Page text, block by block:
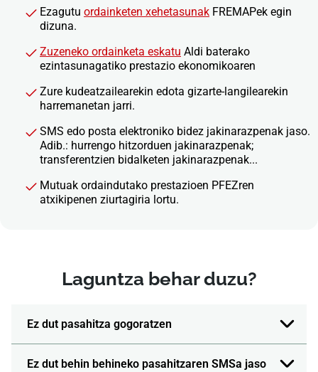
Ezagutu ordainketen xehetasunak FREMAPek egin
dizuna.
Zuzeneko ordainketa eskatu Aldi baterako
ezintasunagatiko prestazio ekonomikoaren
Zure kudeatzailearekin edota gizarte-langilearekin
harremanetan jarri.
SMS edo posta elektroniko bidez jakinarazpenak jaso.
Adib.: hurrengo hitzorduen jakinarazpenak;
transferentzien bidalketen jakinarazpenak...
Mutuak ordaindutako prestazioen PFEZren
atxikipenen ziurtagiria lortu.
Laguntza behar duzu?
Ez dut pasahitza gogoratzen
Ez dut behin behineko pasahitzaren SMSa jaso